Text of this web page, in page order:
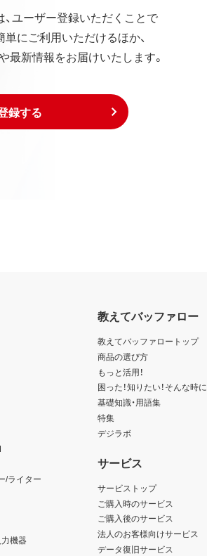
ユーザー登録いただくことで
にご利用いただけるほか、
最新情報をお届けいたします。
録する
/ライター
力機器
教えてバッファロー
教えてバッファロートップ
商品の選び方
もっと活用！
困った！知りたい！そんな時に
基礎知識・用語集
特集
デジラボ
サービス
サービストップ
ご購入時のサービス
ご購入後のサービス
法人のお客様向けサービス
データ復旧サービス